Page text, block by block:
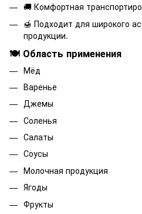
🚚 Комфортная
🍯 Подходит для широкого
продукции.
🍽️ Область применения
Мёд
Варенье
Джемы
Соленья
Салаты
Соусы
Молочная продукция
Ягоды
Фрукты